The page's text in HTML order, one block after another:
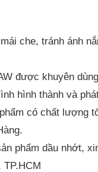
che, tránh ánh
được khuyên
hình thành và
có chất lượng
phẩm dầu nhớt,